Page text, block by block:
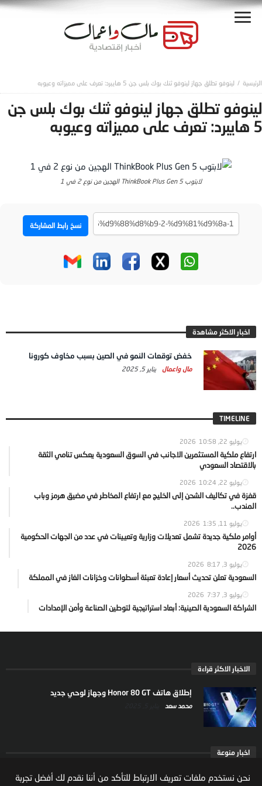
لينوفو تطلق جهاز لينوفو ثنك بوك بلس جن 5 هايبرد: تعرف على مميزاته وعيوبه
لينوفو تطلق جهاز لينوفو ثنك بوك بلس جن
5 هايبرد: تعرف على مميزاته وعيوبه
لابتوب ThinkBook Plus Gen 5 الهجين من نوع 2 في 1
نسخ رابط المشاركة
اخبار الاكثر مشاهدة
خفض توقعات النمو في الصين بسبب مخاوف كورونا
مال واعمال يناير 5, 2025
TIMELINE
يوليو 22, 2026 10:58
ارتفاع ملكية المستثمرين الاجانب في السوق السعودية يعكس تنامي الثقة
بالاقتصاد السعودي
يوليو 22, 2026 10:24
قفزة في تكاليف الشحن إلى الخليج مع ارتفاع المخاطر في مضيق هرمز وباب
المندب..
يوليو 11, 2026 1:35
أوامر ملكية جديدة تشمل تعديلات وزارية وتعيينات في عدد من الجهات الحكومية
2026
يوليو 3, 2026 8:17
السعودية تعلن تحديث أسعار إعادة تعبئة أسطوانات وخزانات الغاز في المملكة
يوليو 3, 2026 7:37
الشراكة السعودية الصينية: أبعاد استراتيجية لتوطين الصناعة وأمن الإمدادات
الاخبار الاكثر قراءة
إطلاق هاتف Honor 80 GT وجهاز لوحي جديد
محمد سعد
اخبار منوعة
ارتفاع ملكية المستثمرين الاجانب في السوق السعودية
نحن نستخدم ملفات تعريف الارتباط للتأكد من أننا نقدم لك أفضل تجربة